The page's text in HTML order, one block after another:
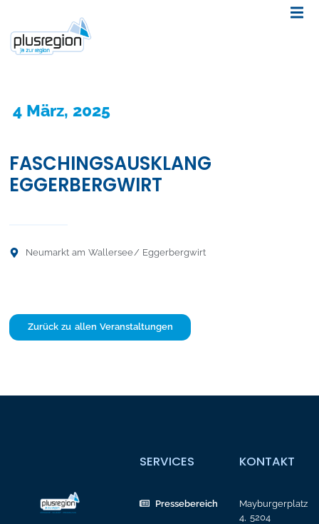
4 März, 2025
FASCHINGSAUSKLANG
EGGERBERGWIRT
Neumarkt am Wallersee/ Eggerbergwirt
Zurück zu allen Veranstaltungen
SERVICES
Pressebereich
KONTAKT
Mayburgerplatz
4, 5204